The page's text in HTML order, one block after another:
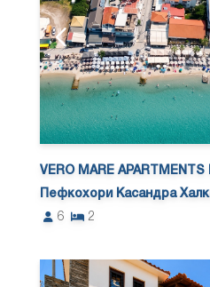
VERO MARE APARTMENTS
Пефкохори Касандра
6
2